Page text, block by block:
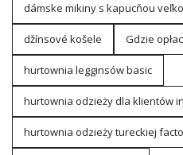
dámske mikiny s kapucňou
džínsové košele Gdzie
hurtownia legginsów basic
hurtownia odzieży dla klientów
hurtownia odzieży tureckiej